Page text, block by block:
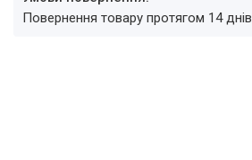
повернення товару протягом 14 днів